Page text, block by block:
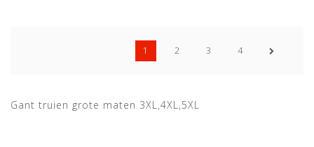
1 2 3 4
Gant truien grote maten 3XL,4XL,5XL